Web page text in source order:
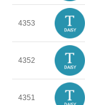
4353
4352
4351